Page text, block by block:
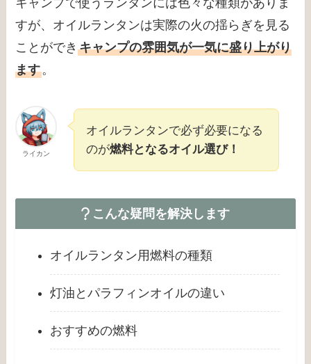
すが、オイルランタンは実際の火の揺らぎを見る
ことができキャンプの雰囲気が一気に盛り上がり
ます。
ライカン
オイルランタンで必ず必要になる
のが燃料となるオイル選び！
こんな疑問を解決します
オイルランタン用燃料の種類
灯油とパラフィンオイルの違い
おすすめの燃料